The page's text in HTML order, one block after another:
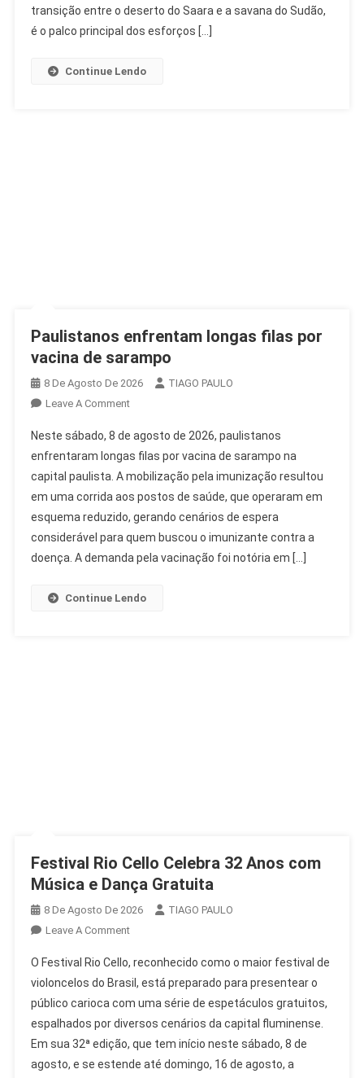
Hectares
Restaurados
transição entre o deserto do Saara e a savana do Sudão,
é o palco principal dos esforços […]
Continue Lendo
Paulistanos enfrentam longas filas por
vacina de sarampo
8 De Agosto De 2026
TIAGO PAULO
Leave A CommentOn
Enfrentam
Longas
Filas
Por
Vacina
De
Sarampo
Neste sábado, 8 de agosto de 2026, paulistanos
enfrentaram longas filas por vacina de sarampo na
capital paulista. A mobilização pela imunização resultou
em uma corrida aos postos de saúde, que operaram em
esquema reduzido, gerando cenários de espera
considerável para quem buscou o imunizante contra a
doença. A demanda pela vacinação foi notória em […]
Continue Lendo
Festival Rio Cello Celebra 32 Anos com
Música e Dança Gratuita
8 De Agosto De 2026
TIAGO PAULO
Leave A CommentOn
Rio
Cello
Celebra
32
Anos
Com
O Festival Rio Cello, reconhecido como o maior festival de
violoncelos do Brasil, está preparado para presentear o
público carioca com uma série de espetáculos gratuitos,
espalhados por diversos cenários da capital fluminense.
Em sua 32ª edição, que tem início neste sábado, 8 de
agosto, e se estende até domingo, 16 de agosto, a